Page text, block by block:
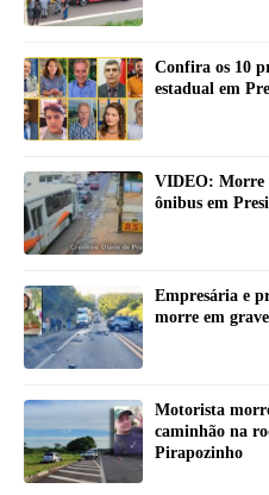
Confira os 10
estadual em
VIDEO: Morre
ônibus em
Empresária e
morre em
Motorista
caminhão na
Pirapozinho